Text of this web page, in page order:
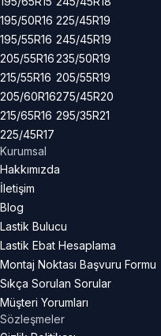
195/50R16
195/55R16
205/55R16
215/55R16
205/60R16
215/65R16
225/45R17
225/45R19
245/45R19
235/50R19
205/55R19
275/45R20
295/35R21
Kurumsal
Hakkımızda
İletişim
Blog
Lastik Bulucu
Lastik Ebat Hesaplama
Montaj Noktası Başvuru Formu
Sıkça Sorulan Sorular
Müşteri Yorumları
Sözleşmeler